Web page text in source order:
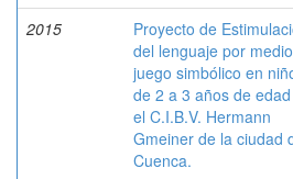
2015
Proyecto de
del lenguaje por
juego simbólico en
de 2 a 3 años de
el C.I.B.V. Hermann
Gmeiner de la ciudad
Cuenca.